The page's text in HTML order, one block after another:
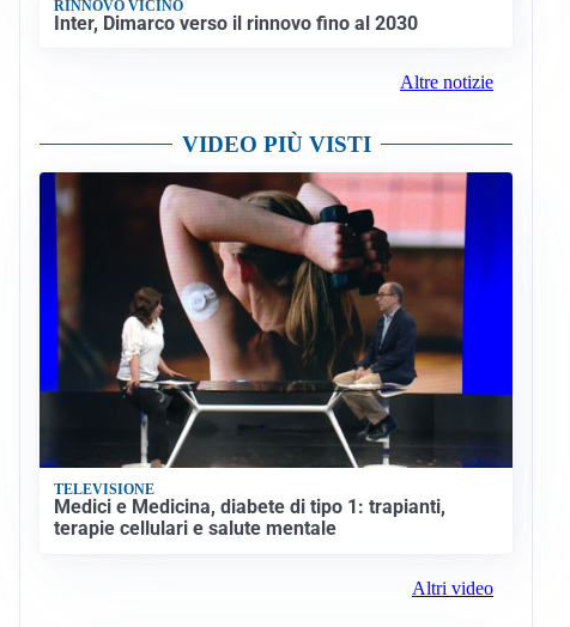
RINNOVO VICINO
Inter, Dimarco verso il rinnovo fino al 2030
Altre notizie
VIDEO PIÙ VISTI
TELEVISIONE
Medici e Medicina, diabete di tipo 1: trapianti,
terapie cellulari e salute mentale
Altri video